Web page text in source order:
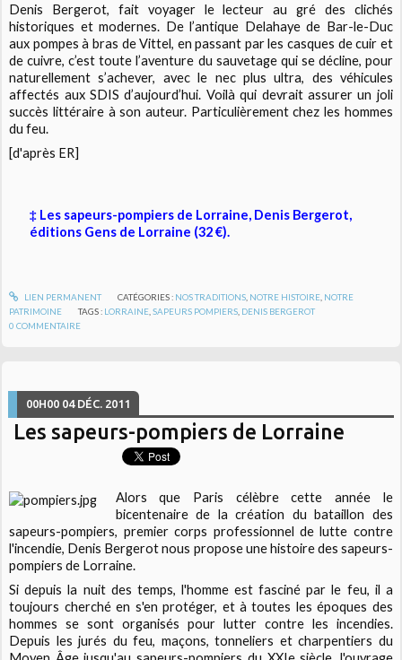
Denis Bergerot, fait voyager le lecteur au gré des clichés
historiques et modernes. De l’antique Delahaye de Bar-le-Duc
aux pompes à bras de Vittel, en passant par les casques de cuir et
de cuivre, c’est toute l’aventure du sauvetage qui se décline, pour
naturellement s’achever, avec le nec plus ultra, des véhicules
affectés aux SDIS d’aujourd’hui. Voilà qui devrait assurer un joli
succès littéraire à son auteur. Particulièrement chez les hommes
du feu.
[d'après ER]
‡ Les sapeurs-pompiers de Lorraine, Denis Bergerot,
éditions Gens de Lorraine (32 €).
LIEN PERMANENT CATÉGORIES : NOS TRADITIONS, NOTRE HISTOIRE, NOTRE
PATRIMOINE
TAGS : LORRAINE ,SAPEURS POMPIERS DENIS BERGEROT
0 COMMENTAIRE
00H00 04 DÉC. 2011
Les sapeurs-pompiers de Lorraine
Alors que Paris célèbre cette année le
bicentenaire de la création du bataillon des
sapeurs-pompiers, premier corps professionnel de lutte contre
l'incendie, Denis Bergerot nous propose une histoire des sapeurs-
pompiers de Lorraine.
Si depuis la nuit des temps, l'homme est fasciné par le feu, il a
toujours cherché en s'en protéger, et à toutes les époques des
hommes se sont organisés pour lutter contre les incendies.
Depuis les jurés du feu, maçons, tonneliers et charpentiers du